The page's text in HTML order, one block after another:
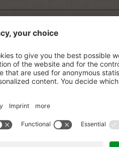
kann ganz schön
Bei der Arbeit: Zu viele
nie enden wird. Nach der
Smartphone, das uns
sehnen.